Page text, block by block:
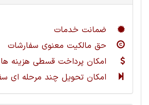
ضمانت خدمات
حق مالکیت معنوی سفارشات
امکان پرداخت قسطی هزینه ها
امکان تحویل چند مرحله ای